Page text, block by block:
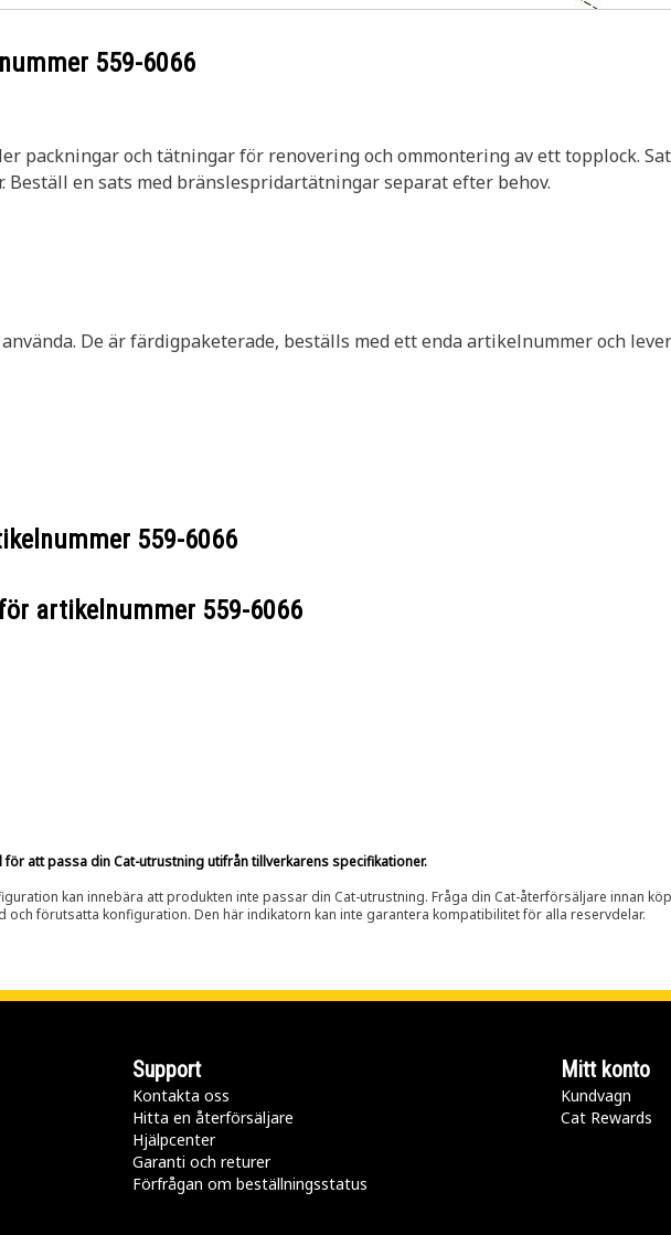
559-6066
packningar och tätningar för renovering och ommontering av ett topplock.
en sats med bränslespridartätningar separat efter behov.
De är färdigpaketerade, beställs med ett enda artikelnummer och
559-6066
artikelnummer 559-6066
att passa din Cat-utrustning utifrån tillverkarens specifikationer.
kan innebära att produkten inte passar din Cat-utrustning. Fråga din Cat-återförsäljare innan
och förutsatta konfiguration. Den här indikatorn kan inte garantera kompatibilitet för alla reservdelar.
Support
Kontakta oss
Hitta en återförsäljare
Hjälpcenter
Garanti och returer
Förfrågan om beställningsstatus
Mitt konto
Kundvagn
Cat Rewards